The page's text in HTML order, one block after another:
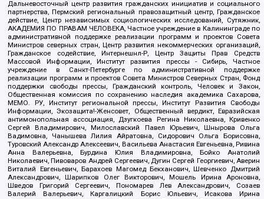
Дальневосточный центр развития гражданских инициатив и социального
партнерства, Пермский региональный правозащитный центр, Гражданское
действие, Центр независимых социологических исследований, Сутяжник,
АКАДЕМИЯ ПО ПРАВАМ ЧЕЛОВЕКА, Частное учреждение в Калининграде по
административной поддержке реализации программ и проектов Совета
Министров северных стран, Центр развития некоммерческих организаций,
Гражданское содействие, Интернешнл-Р, Центр Защиты Прав Средств
Массовой Информации, Институт развития прессы - Сибирь, Частное
учреждение в Санкт-Петербурге по административной поддержке
реализации программ и проектов Совета Министров Северных Стран, Фонд
поддержки свободы прессы, Гражданский контроль, Человек и Закон,
Общественная комиссия по сохранению наследия академика Сахарова,
МЕМО. РУ, Институт региональной прессы, Институт Развития Свободы
Информации, Экозащита!-Женсовет, Общественный вердикт, Евразийская
антимонопольная ассоциация, Дзугкоева Регина Николаевна, Кривенко
Сергей Владимирович, Милославский Павел Юрьевич, Шнырова Ольга
Вадимовна, Чанышева Лилия Айратовна, Сидорович Ольга Борисовна,
Туровский Александр Алексеевич, Васильева Анастасия Евгеньевна, Ривина
Анна Валерьевна, Бурдина Юлия Владимировна, Бойко Анатолий
Николаевич, Пивоваров Андрей Сергеевич, Дугин Сергей Георгиевич, Аверин
Виталий Евгеньевич, Барахоев Магомед Бекханович, Шевченко Дмитрий
Александрович, Шарипков Олег Викторович, Мошель Ирина Ароновна,
Шведов Григорий Сергеевич, Пономарев Лев Александрович, Созаев
Валерий Валерьевич, Каргалицкий Борис Юльевич, Исакова Ирина